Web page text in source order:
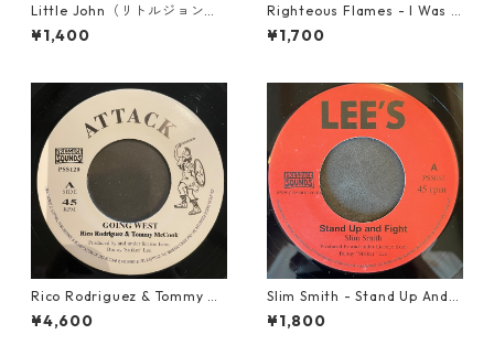
Little John（リトルジョン）
- That Girl 【7-20045】
¥1,400
Righteous Flames - I Was B
orn To Be Loved【7-21191】
¥1,700
Rico Rodriguez & Tommy Mc
Cook - Going West【7-2198
3】
¥4,600
Slim Smith - Stand Up And F
ight 【7-21832】
¥1,800